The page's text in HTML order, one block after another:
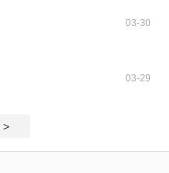
03-30
03-29
>